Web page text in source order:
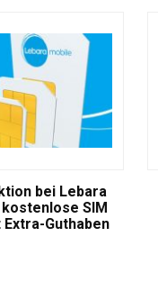
bei Lebara
SIM
Guthaben